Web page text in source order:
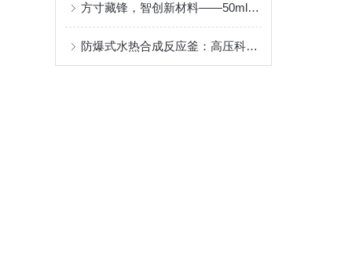
方寸藏锋，智创新材料——50ml水热合成反应釜的科研价值
防爆式水热合成反应釜：高压科研的“安全盾”